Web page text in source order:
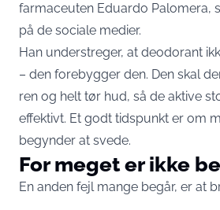
farmaceuten Eduardo Palomera,
på de sociale medier.
Han understreger, at deodorant
– den forebygger den. Den skal
ren og helt tør hud, så de aktive
effektivt. Et godt tidspunkt er om
begynder at svede.
For meget er ikke
En anden fejl mange begår, er at